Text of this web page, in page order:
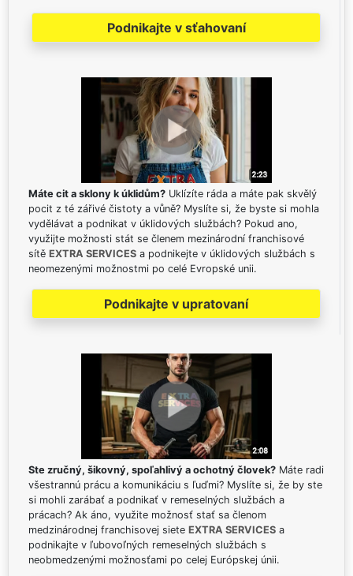
Podnikajte v sťahovaní
Máte cit a sklony k úklidům? Uklízíte ráda a máte pak skvělý
pocit z té zářivé čistoty a vůně? Myslíte si, že byste si mohla
vydělávat a podnikat v úklidových službách? Pokud ano,
využijte možnosti stát se členem mezinárodní franchisové
sítě EXTRA SERVICES a podnikejte v úklidových službách s
neomezenými možnostmi po celé Evropské unii.
Podnikajte v upratovaní
Ste zručný, šikovný, spoľahlivý a ochotný človek? Máte radi
všestrannú prácu a komunikáciu s ľuďmi? Myslíte si, že by ste
si mohli zarábať a podnikať v remeselných službách a
prácach? Ak áno, využite možnosť stať sa členom
medzinárodnej franchisovej siete EXTRA SERVICES a
podnikajte v ľubovoľných remeselných službách s
neobmedzenými možnosťami po celej Európskej únii.